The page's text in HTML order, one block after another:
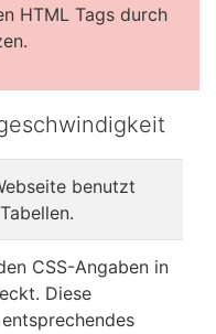
HTML Tags durch
benutzt
CSS-Angaben in
Diese